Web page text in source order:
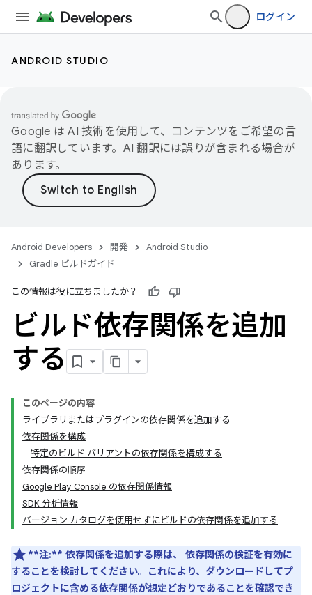
ログイン
ANDROID STUDIO
Google は AI 技術を使用して、コンテンツをご希望の言
語に翻訳しています。AI 翻訳には誤りが含まれる場合が
あります。
Android Developers 開発
Android Studio
Gradle ビルドガイド
この情報は役に立ちましたか？
ビルド依存関係を追加
する
このページの内容
ライブラリまたはプラグインの依存関係を追加する
依存関係を構成
特定のビルド バリアントの依存関係を構成する
依存関係の順序
Google Play Console の依存関係情報
SDK 分析情報
バージョン カタログを使用せずにビルドの依存関係を追加する
**注:** 依存関係を追加する際は、 依存関係の検証を有効に
することを検討してください。これにより、ダウンロードしてプ
ロジェクトに含める依存関係が想定どおりであることを確認でき